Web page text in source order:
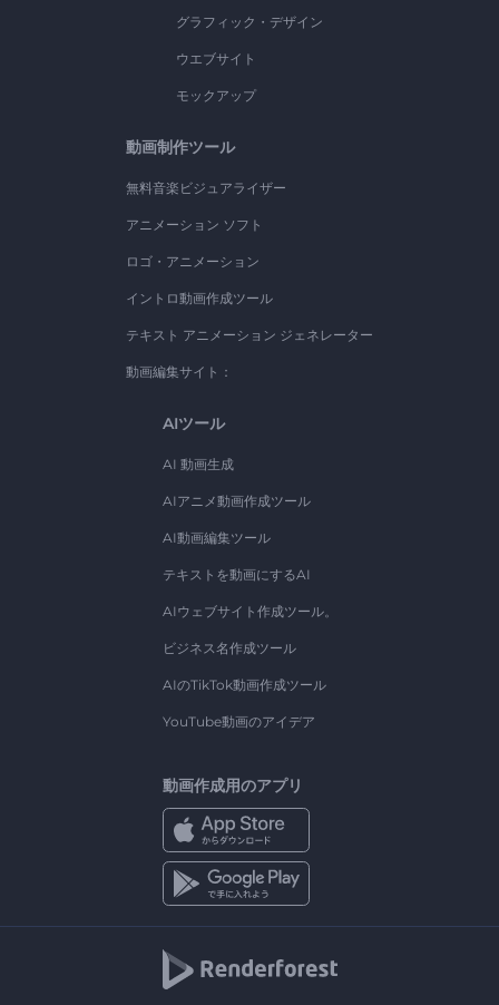
グラフィック・デザイン
ウエブサイト
モックアップ
動画制作ツール
無料音楽ビジュアライザー
アニメーション ソフト
ロゴ・アニメーション
イントロ動画作成ツール
テキスト アニメーション ジェネレーター
動画編集サイト：
AIツール
AI 動画生成
AIアニメ動画作成ツール
AI動画編集ツール
テキストを動画にするAI
AIウェブサイト作成ツール。
ビジネス名作成ツール
AIのTikTok動画作成ツール
YouTube動画のアイデア
動画作成用のアプリ